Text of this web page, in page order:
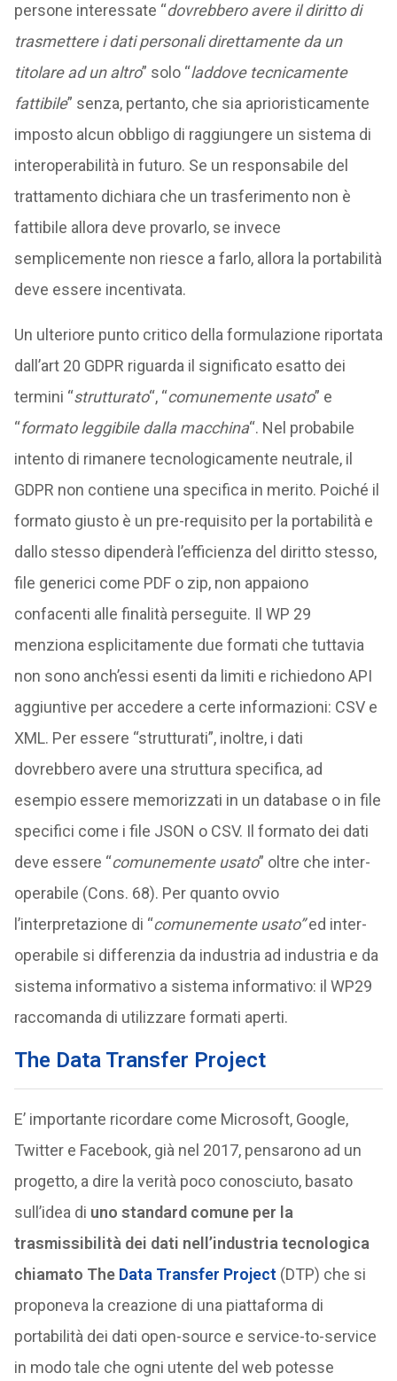
persone interessate “dovrebbero avere il diritto di
trasmettere i dati personali direttamente da un
titolare ad un altro” solo “laddove tecnicamente
fattibile” senza, pertanto, che sia aprioristicamente
imposto alcun obbligo di raggiungere un sistema di
interoperabilità in futuro. Se un responsabile del
trattamento dichiara che un trasferimento non è
fattibile allora deve provarlo, se invece
semplicemente non riesce a farlo, allora la portabilità
deve essere incentivata.
Un ulteriore punto critico della formulazione riportata
dall’art 20 GDPR riguarda il significato esatto dei
termini “strutturato“, “comunemente usato” e
“formato leggibile dalla macchina“. Nel probabile
intento di rimanere tecnologicamente neutrale, il
GDPR non contiene una specifica in merito. Poiché il
formato giusto è un pre-requisito per la portabilità e
dallo stesso dipenderà l’efficienza del diritto stesso,
file generici come PDF o zip, non appaiono
confacenti alle finalità perseguite. Il WP 29
menziona esplicitamente due formati che tuttavia
non sono anch’essi esenti da limiti e richiedono API
aggiuntive per accedere a certe informazioni: CSV e
XML. Per essere “strutturati”, inoltre, i dati
dovrebbero avere una struttura specifica, ad
esempio essere memorizzati in un database o in file
specifici come i file JSON o CSV. Il formato dei dati
deve essere “comunemente usato” oltre che inter-
operabile (Cons. 68). Per quanto ovvio
l’interpretazione di “comunemente usato”ed inter-
operabile si differenzia da industria ad industria e da
sistema informativo a sistema informativo: il WP29
raccomanda di utilizzare formati aperti.
The Data Transfer Project
E’ importante ricordare come Microsoft, Google,
Twitter e Facebook, già nel 2017, pensarono ad un
progetto, a dire la verità poco conosciuto, basato
sull’idea di uno standard comune per la
trasmissibilità dei dati nell’industria tecnologica
chiamato The Data Transfer Project (DTP) che si
proponeva la creazione di una piattaforma di
portabilità dei dati open-source e service-to-service
in modo tale che ogni utente del web potesse